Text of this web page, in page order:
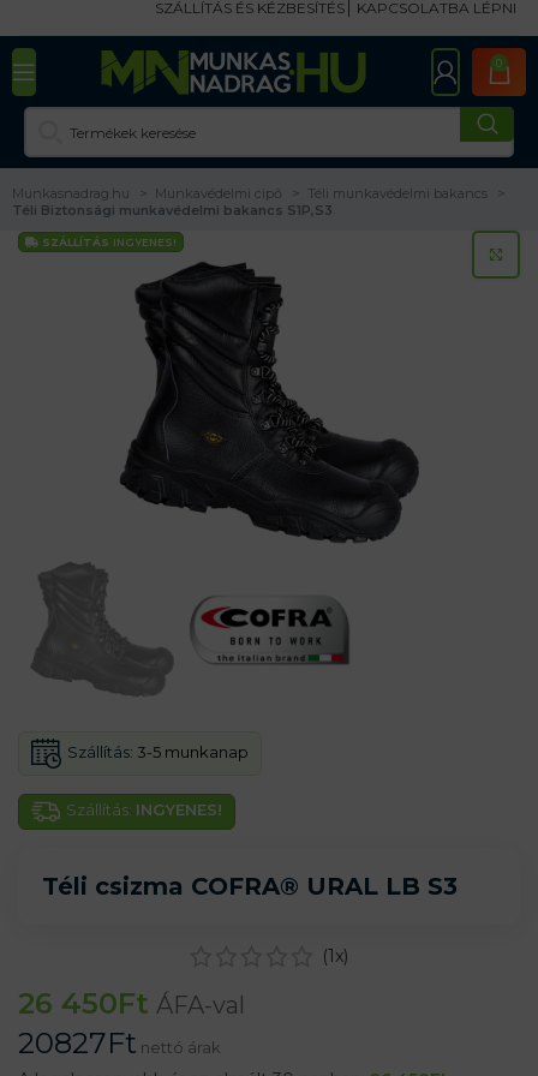
SZÁLLÍTÁS ÉS KÉZBESÍTÉS KAPCSOLATBA LÉPNI
0
Munkasnadrag.hu Munkavédelmi cipő
Téli munkavédelmi bakancs
Téli Biztonsági munkavédelmi bakancs S1P,S3
SZÁLLÍTÁS INGYENES!
Téli csizma COFRA® URAL LB S3
Szállítás: INGYENES!
Szállítás: 3-5 munkanap
(1x)
26 450Ft ÁFA-val
20827Ft nettó árak